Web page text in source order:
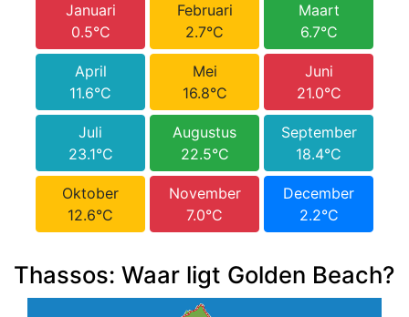
Januari
0.5°C
Februari
2.7°C
Maart
6.7°C
April
11.6°C
Mei
16.8°C
Juni
21.0°C
Juli
23.1°C
Augustus
22.5°C
September
18.4°C
Oktober
12.6°C
November
7.0°C
December
2.2°C
Thassos: Waar ligt Golden Beach?